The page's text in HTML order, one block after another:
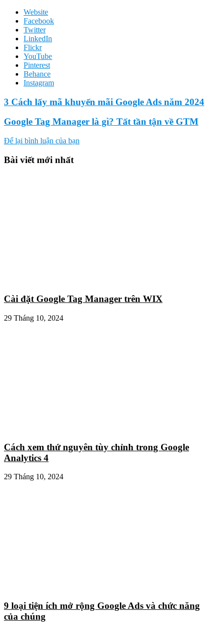
Website
Facebook
Twitter
LinkedIn
Flickr
YouTube
Pinterest
Behance
Instagram
3 Cách lấy mã khuyến mãi Google Ads năm 2024
Google Tag Manager là gì? Tất tần tận về GTM
Để lại bình luận của bạn
Bài viết mới nhất
Cài đặt Google Tag Manager trên WIX
29 Tháng 10, 2024
Cách xem thứ nguyên tùy chỉnh trong Google
Analytics 4
29 Tháng 10, 2024
9 loại tiện ích mở rộng Google Ads và chức năng
của chúng